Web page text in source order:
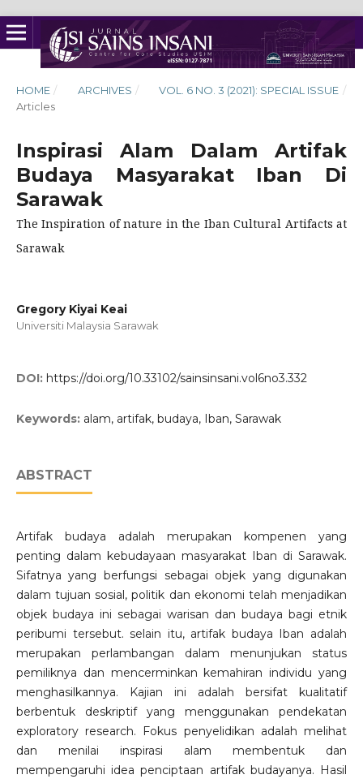
HOME / ARCHIVES / VOL. 6 NO. 3 (2021): SPECIAL ISSUE /
Articles
Inspirasi Alam Dalam Artifak
Budaya Masyarakat Iban Di
Sarawak
The Inspiration of nature in the Iban Cultural Artifacts at
Sarawak
Gregory Kiyai Keai
Universiti Malaysia Sarawak
DOI: https://doi.org/10.33102/sainsinsani.vol6no3.332
Keywords: alam, artifak, budaya, Iban, Sarawak
ABSTRACT
Artifak budaya adalah merupakan kompenen yang
penting dalam kebudayaan masyarakat Iban di Sarawak.
Sifatnya yang berfungsi sebagai objek yang digunakan
dalam tujuan sosial, politik dan ekonomi telah menjadikan
objek budaya ini sebagai warisan dan budaya bagi etnik
peribumi tersebut. selain itu, artifak budaya Iban adalah
merupakan perlambangan dalam menunjukan status
pemiliknya dan mencerminkan kemahiran individu yang
menghasilkannya. Kajian ini adalah bersifat kualitatif
berbentuk deskriptif yang menggunakan pendekatan
exploratory research. Fokus penyelidikan adalah melihat
dan menilai inspirasi alam membentuk dan
mempengaruhi idea penciptaan artifak budayanya. Hasil